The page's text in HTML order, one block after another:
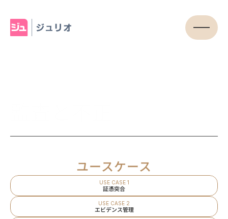
ユースケース
USE CASE 1
証憑突合
USE CASE 2
エビデンス管理